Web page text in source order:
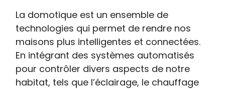
La domotique est un ensemble de
technologies qui permet de rendre nos
maisons plus intelligentes et connectées.
En intégrant des systèmes automatisés
pour contrôler divers aspects de notre
habitat, tels que l’éclairage, le chauffage